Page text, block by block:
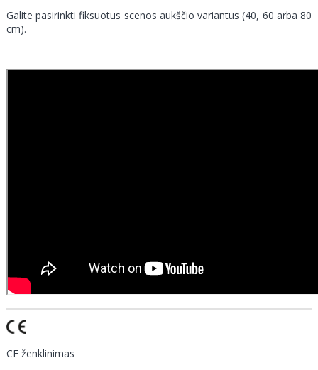
Galite pasirinkti fiksuotus scenos aukščio variantus (40, 60 arba 80
cm).
CE ženklinimas